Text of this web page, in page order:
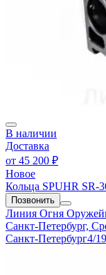
В наличии
Доставка
от 45 200 ₽
Новое
Кольца SPUHR SR-
Позвонить
Линия Огня
Санкт-Петербург,
Санкт-Петербург4/